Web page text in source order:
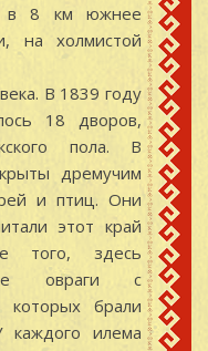
в 8 км южнее
на холмистой
В 1839 году
18 дворов,
пола. В
дремучим
и птиц. Они
этот край
того, здесь
овраги с
которых брали
каждого илема